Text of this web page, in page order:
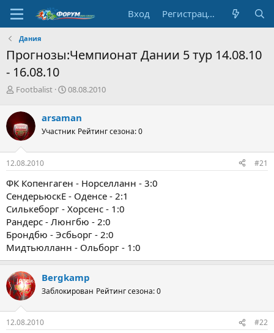
Вход Регистрация
Дания
Прогнозы:Чемпионат Дании 5 тур 14.08.10
- 16.08.10
А
т
о
р
т
е
м
Footbalist
Д
а
н
ч
а
08.08.2010
arsaman
Участник Рейтинг сезона: 0
12.08.2010 #21
ФК Копенгаген - Норселланн - 3:0
СендерьюскЕ - Оденсе - 2:1
Силькеборг - Хорсенс - 1:0
Рандерс - Люнгбю - 2:0
Брондбю - Эсбьорг - 2:0
Мидтьюлланн - Ольборг - 1:0
Bergkamp
Заблокирован Рейтинг сезона: 0
12.08.2010 #22